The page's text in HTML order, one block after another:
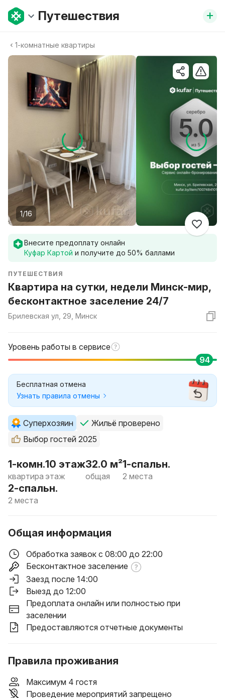
Путешествия +
1-комнатные квартиры
1/16
Внесите предоплату онлайн
Куфар Картой и получите до 50% баллами
ПУТЕШЕСТВИЯ
Квартира на сутки, недели Минск-мир,
бесконтактное заселение 24/7
Брилевская ул, 29, Минск
Уровень работы в сервисе
94
Бесплатная отмена
Узнать правила отмены
Суперхозяин
Жильё проверено
Выбор гостей 2025
1-комн.
квартира
10 этаж
этаж
32.0 м²
общая
1-спальн.
2 места
2-спальн.
2 места
Общая информация
Обработка заявок с 08:00 до 22:00
Бесконтактное заселение
Заезд после 14:00
Выезд до 12:00
Предоплата онлайн или полностью при
заселении
Предоставляются отчетные документы
Правила проживания
Максимум 4 гостя
Проведение мероприятий запрещено